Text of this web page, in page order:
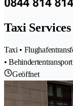
Taxi
Taxi •
•
Geöffnet